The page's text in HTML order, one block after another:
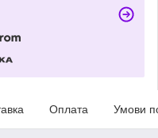
Оплата Умови